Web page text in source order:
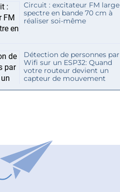
Circuit : excitateur FM large
spectre en bande 70 cm à
réaliser soi-même
Détection de personnes par
Wifi sur un ESP32: Quand
votre routeur devient un
capteur de mouvement